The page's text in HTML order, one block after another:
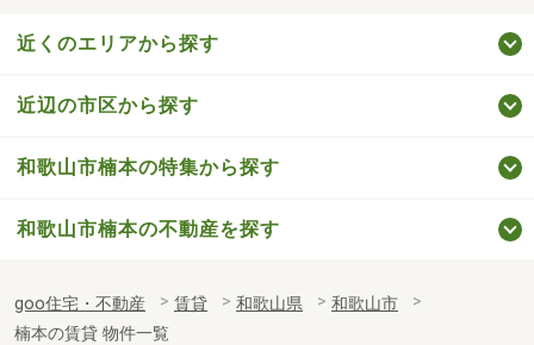
近くのエリアから探す
近辺の市区から探す
和歌山市楠本の特集から探す
和歌山市楠本の不動産を探す
goo住宅・不動産 賃貸 和歌山県
和歌山市
楠本の賃貸 物件一覧